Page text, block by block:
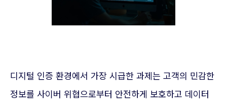
디지털 인증 환경에서 가장 시급한 과제는 고객의 민감한
정보를 사이버 위협으로부터 안전하게 보호하고 데이터